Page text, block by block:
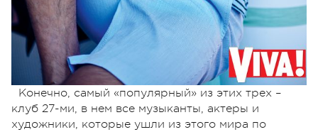
Есть такое поверье. Оно существует, на мой
взгляд, только в творческих кругах. У музыканта,
поэта, художника, актера есть три злополучных
возраста: 27, 37 лет и 42 года.
Конечно, самый «популярный» из этих трех –
клуб 27-ми, в нем все музыканты, актеры и
художники, которые ушли из этого мира по